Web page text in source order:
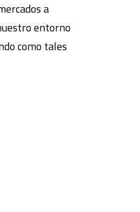
a
entorno
como tales